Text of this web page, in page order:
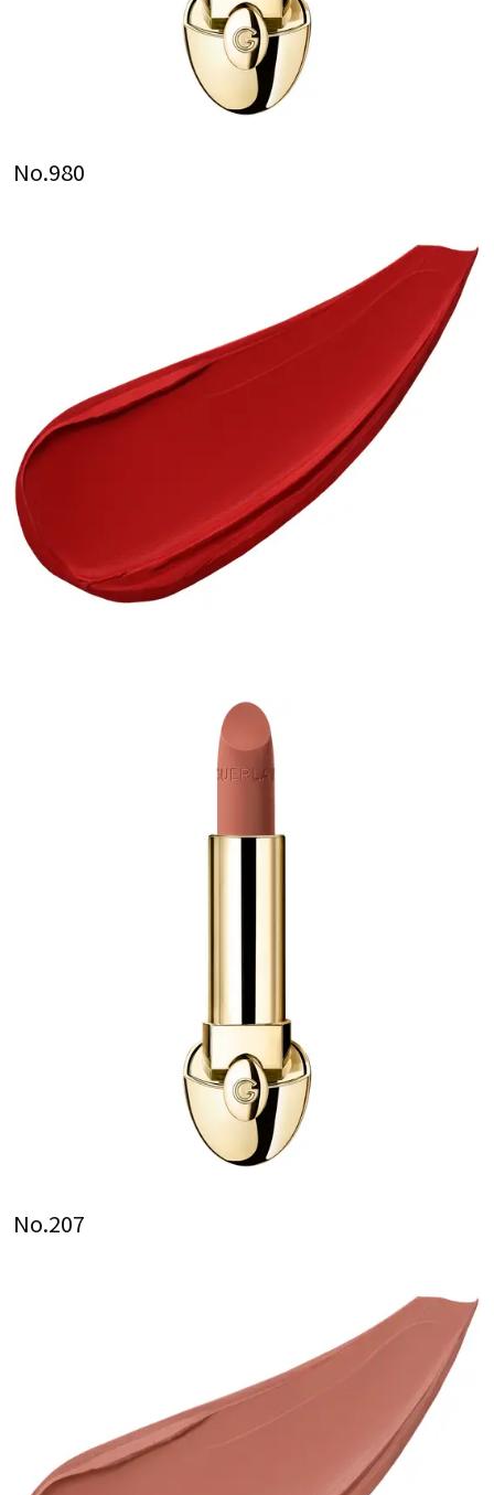
No.980
No.207